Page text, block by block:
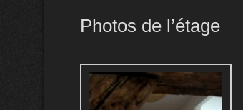
Photos de l’étage